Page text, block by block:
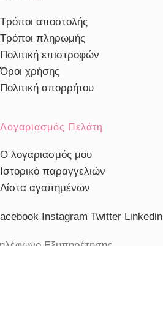
Τρόποι αποστολής
Τρόποι πληρωμής
Πολιτική επιστροφών
Όροι χρήσης
Πολιτική απορρήτου
Λογαριασμός Πελάτη
Ο λογαριασμός μου
Ιστορικό παραγγελιών
Λίστα αγαπημένων
Instagram Twitter Linkedin
Εξυπηρέτησης